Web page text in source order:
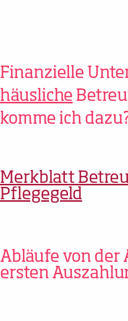
Finanzielle
häusliche
komme ich
Merkblatt
Pflegegeld
Abläufe von der
ersten